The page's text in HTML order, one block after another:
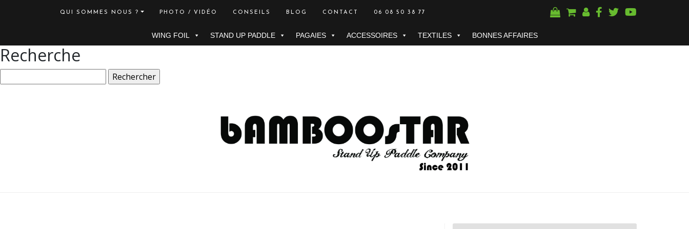
QUI SOMMES NOUS ? PHOTO / VIDÉO CONSEILS BLOG CONTACT 06 08 50 38 77
WING FOIL STAND UP PADDLE PAGAIES ACCESSOIRES TEXTILES BONNES AFFAIRES
Recherche